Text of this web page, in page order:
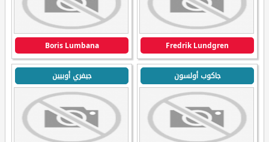
Fredrik Lundgren
Boris Lumbana
جاكوب أولسون جيفري أوبيين